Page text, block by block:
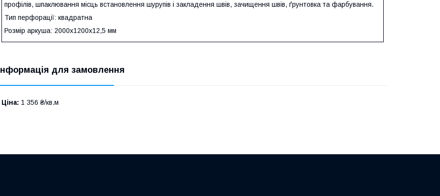
профілів, шпаклювання місць встановлення шурупів і закладення швів, зачищення швів, ґрунтовка та фарбування.
Тип перфорації: квадратна
Розмір аркуша: 2000х1200х12,5 мм
Інформація для замовлення
Ціна: 1 356 ₴/кв.м